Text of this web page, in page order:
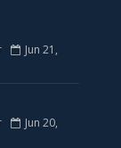
Jun 21,
Jun 20,